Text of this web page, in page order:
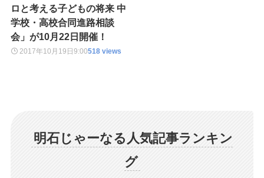
ロと考える子どもの将来 中
学校・高校合同進路相談
会」が10月22日開催！
2017年10月19日 9:00518 views
明石じゃーなる人気記事ランキン
グ